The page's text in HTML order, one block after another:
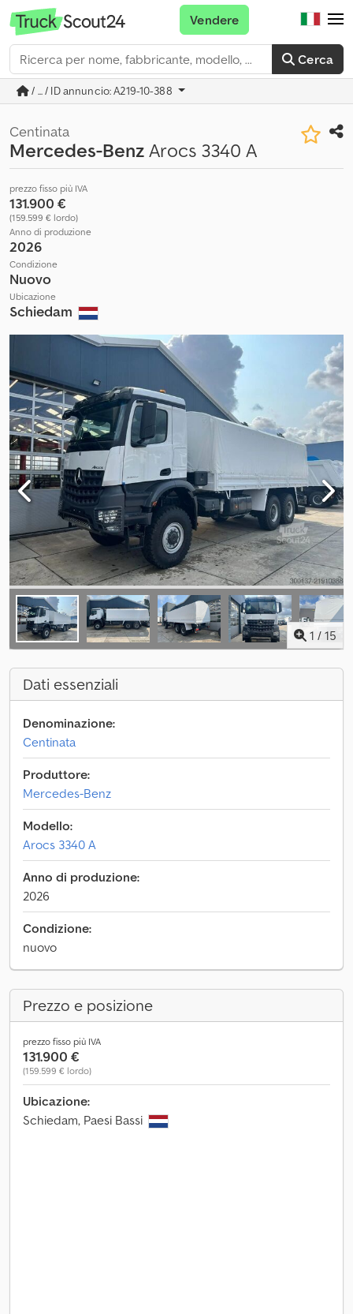
Cerca
Vendere
/ ... / ID annuncio: A219-10-388
Centinata
Mercedes-BenzArocs 3340 A
prezzo fisso più IVA
131.900 €
(159.599 € lordo)
Anno di produzione
2026
Condizione
Nuovo
Ubicazione
Schiedam
1 / 15
Dati essenziali
Denominazione:
Centinata
Produttore:
Mercedes-Benz
Modello:
Arocs 3340 A
Anno di produzione:
2026
Condizione:
nuovo
Prezzo e posizione
prezzo fisso più IVA
131.900 €
(159.599 € lordo)
Ubicazione:
Schiedam, Paesi Bassi